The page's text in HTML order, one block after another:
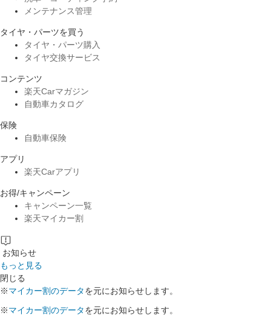
メンテナンス管理
タイヤ・パーツを買う
タイヤ・パーツ購入
タイヤ交換サービス
コンテンツ
楽天Carマガジン
自動車カタログ
保険
自動車保険
アプリ
楽天Carアプリ
お得/キャンペーン
キャンペーン一覧
楽天マイカー割
お知らせ
もっと見る
閉じる
※マイカー割のデータを元にお知らせします。
※マイカー割のデータを元にお知らせします。